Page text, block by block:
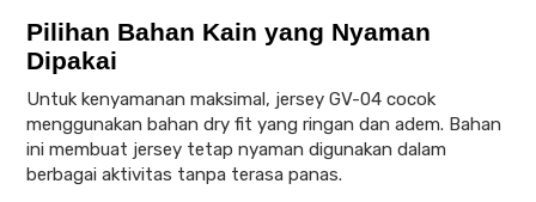
Pilihan Bahan Kain yang Nyaman
Dipakai
Untuk kenyamanan maksimal, jersey GV-04 cocok
menggunakan bahan dry fit yang ringan dan adem. Bahan
ini membuat jersey tetap nyaman digunakan dalam
berbagai aktivitas tanpa terasa panas.